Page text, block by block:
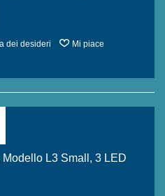
dei desideri
Mi piace
L3 Small, 3 LED